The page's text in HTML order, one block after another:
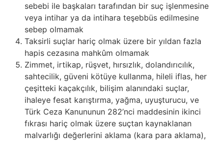
sebebi ile başkaları tarafından bir suç işlenmesine
veya intihar ya da intihara teşebbüs edilmesine
sebep olmamak
Taksirli suçlar hariç olmak üzere bir yıldan fazla
hapis cezasına mahkûm olmamak
Zimmet, irtikap, rüşvet, hırsızlık, dolandırıcılık,
sahtecilik, güveni kötüye kullanma, hileli iflas, her
çeşitteki kaçakçılık, bilişim alanındaki suçlar,
ihaleye fesat karıştırma, yağma, uyuşturucu, ve
Türk Ceza Kanununun 282’nci maddesinin ikinci
fıkrası hariç olmak üzere suçtan kaynaklanan
malvarlığı değerlerini aklama (kara para aklama),